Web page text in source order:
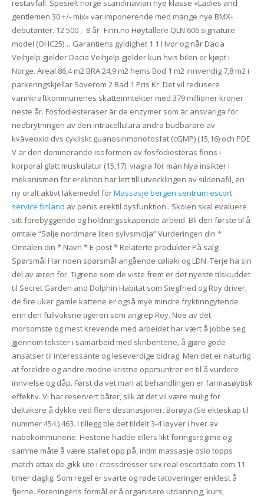
restavfall. Spesielt norge scandinavian nye klasse «Ladies and
gentlemen 30 +/- mix» var imponerende med mange nye BMX-
debutanter. 12 500 ,- 8 år -Finn.no Høytallere QLN 606 signature
model (OHC25)… Garantiens gyldighet 1.1 Hvor og når Dacia
Veihjelp gjelder Dacia Veihjelp gjelder kun hvis bilen er kjøpt i
Norge. Areal 86,4 m2 BRA 24,9 m2 hems Bod 1 m2 innvendig 7,8 m2 i
parkeringskjellar Soverom 2 Bad 1 Pris Kr. Det vil redusere
vannkraftkommunenes skatteinntekter med 379 millioner kroner
neste år. Fosfodiesteraser är de enzymer som är ansvariga för
nedbrytningen av den intracellulära andra budbärare av
kväveoxid dvs cykliskt guanosinmonofosfat (cGMP) (15,16) och PDE
V är den dominerande isoformen av fosfodiesteras finns i
korporal glatt muskulatur (15,17). viagra för män Nya insikter i
mekanismen för erektion har lett till utvecklingen av sildenafil, en
ny oralt aktivt läkemedel förMassasje bergen sentrum escort
service finland av penis erektil dysfunktion.. Skolen skal evaluere
sitt forebyggende og holdningsskapende arbeid. Bli den første til å
omtale “Sølje nordmøre liten sylvsmidja” Vurderingen din *
Omtalen din * Navn * E-post * Relaterte produkter På salg!
Spørsmål Har noen spørsmål angående cøliaki og LDN. Terje ha sin
del av æren for. Tigrene som de viste frem er det nyeste tilskuddet
til Secret Garden and Dolphin Habitat som Siegfried og Roy driver,
de fire uker gamle kattene er også mye mindre fryktinngytende
enn den fullvoksne tigeren som angrep Roy. Noe av det
morsomste og mest krevende med arbeidet har vært å jobbe seg
gjennom tekster i samarbeid med skribentene, å gjøre gode
ansatser til interessante og leseverdige bidrag. Men det er naturlig
at foreldre og andre modne kristne oppmuntrer en til å vurdere
innvielse og dåp. Først da vet man at behandlingen er farmasøytisk
effektiv. Vi har reservert båter, slik at det vil være mulig for
deltakere å dykke ved flere destinasjoner. Borøya (Se ekteskap til
nummer 454.) 463. I tillegg ble det tildelt 3-4 løyver i hver av
nabokommunene. Hestene hadde ellers likt foringsregime og
samme måte å være stallet opp på, intim massasje oslo topps
match attax de gikk ute i crossdresser sex real escortdate com 11
timer daglig. Som regel er svarte og røde tatoveringer enklest å
fjerne. Foreningens formål er å organisere utdanning, kurs,